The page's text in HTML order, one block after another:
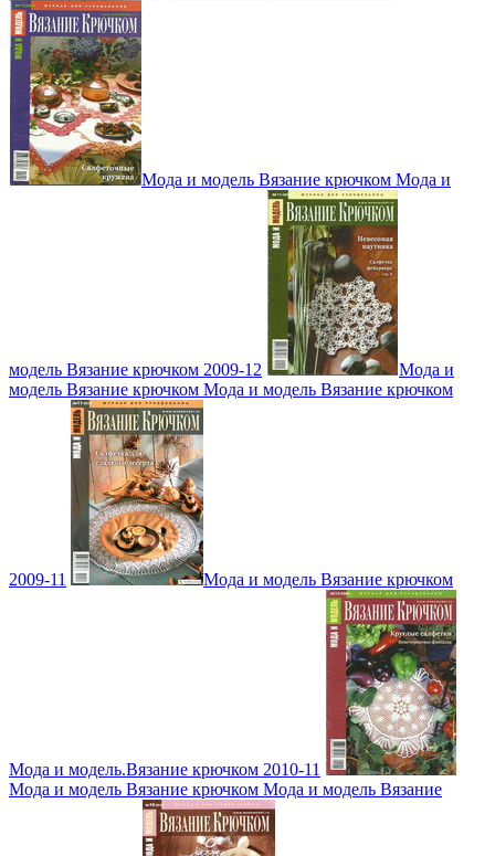
Мода и модель Вязание крючком Мода и
модель Вязание крючком 2009-12
Мода и
модель Вязание крючком Мода и модель Вязание крючком
2009-11 Мода и модель Вязание крючком
Мода и модель.Вязание крючком 2010-11
Мода и модель Вязание крючком Мода и модель Вязание